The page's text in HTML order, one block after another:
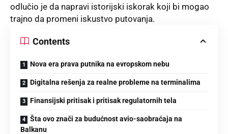
odlučio je da napravi istorijski iskorak koji bi mogao
trajno da promeni iskustvo putovanja.
Contents
Nova era prava putnika na evropskom nebu
Digitalna rešenja za realne probleme na terminalima
Finansijski pritisak i pritisak regulatornih tela
Šta ovo znači za budućnost avio-saobraćaja na
Balkanu